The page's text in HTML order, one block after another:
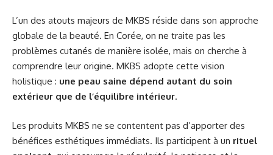
L’un des atouts majeurs de MKBS réside dans son approche
globale de la beauté. En Corée, on ne traite pas les
problèmes cutanés de manière isolée, mais on cherche à
comprendre leur origine. MKBS adopte cette vision
holistique : une peau saine dépend autant du soin
extérieur que de l’équilibre intérieur.
Les produits MKBS ne se contentent pas d’apporter des
bénéfices esthétiques immédiats. Ils participent à un rituel